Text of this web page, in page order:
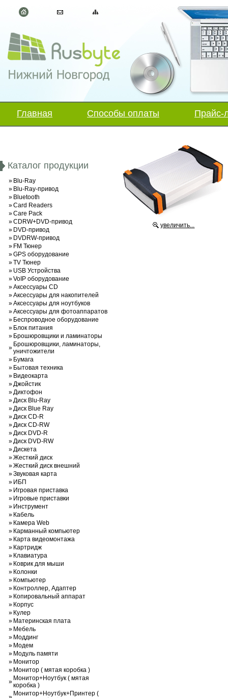
Главная Способы оплаты Прайс-
Каталог продукции
» Blu-Ray
» Blu-Ray-привод
» Bluetooth
»Card Readers
»Care Pack
»CDRW+DVD-привод
» DVD-привод
» DVDRW-привод
» FM Тюнер
»GPS оборудование
»TV Тюнер
» USB Устройства
»VoIP оборудование
»Аксессуары CD
»Аксессуары для накопителей
»Аксессуары для ноутбуков
»Аксессуары для фотоаппаратов
» Беспроводное оборудование
» Блок питания
» Брошюровщики и ламинаторы
» Брошюровщики, ламинаторы,
уничтожители
» Бумага
» Бытовая техника
» Видеокарта
»Джойстик
»Диктофон
»Диск Blu-Ray
»Диск Blue Ray
»Диск CD-R
»Диск CD-RW
»Диск DVD-R
»Диск DVD-RW
»Дискета
»Жесткий диск
»Жесткий диск внешний
»Звуковая карта
» ИБП
» Игровая приставка
» Игровые приставки
» Инструмент
» Кабель
» Камера Web
» Карманный компьютер
» Карта видеомонтажа
» Картридж
» Клавиатура
» Коврик для мыши
» Колонки
» Компьютер
» Контроллер, Адаптер
» Копировальный аппарат
» Корпус
» Кулер
» Материнская плата
» Мебель
» Моддинг
» Модем
» Модуль памяти
» Монитор
» Монитор ( мятая коробка )
» Монитор+Ноутбук ( мятая
коробка )
Монитор+Ноутбук+Принтер (
увеличить...